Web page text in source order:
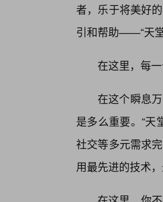
者，乐于将美好
引和帮助——“天
在这里，每
在这个瞬息
是多么重要。“天
社交等多元需求
用最先进的技术